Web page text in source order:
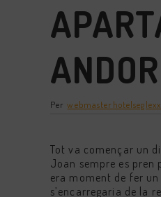
Perwebmasterhotelseglexx
Tot va començar un
Joan sempre es pren
era moment de fer
s’encarregaria de la